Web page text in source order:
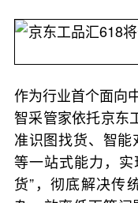
作为行业首个面向
智采管家依托京东
准识图找货、智
等一站式能力，
货”，彻底解决传